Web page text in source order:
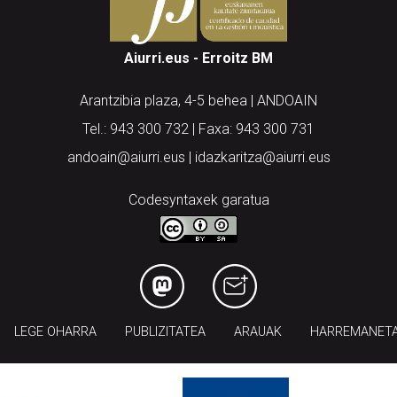
Aiurri.eus - Erroitz BM
Arantzibia plaza, 4-5 behea | ANDOAIN
Tel.: 943 300 732 | Faxa: 943 300 731
andoain@aiurri.eus | idazkaritza@aiurri.eus
Codesyntaxek garatua
LEGE OHARRA PUBLIZITATEA ARAUAK